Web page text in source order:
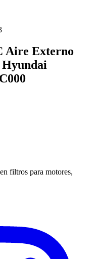
Aire Externo
filtros para motores,